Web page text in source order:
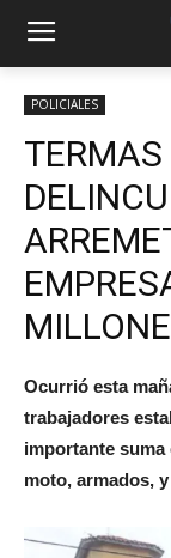
POLICIALES
TERMAS
Ocurrió esta
trabajadores
importante
moto, armados,